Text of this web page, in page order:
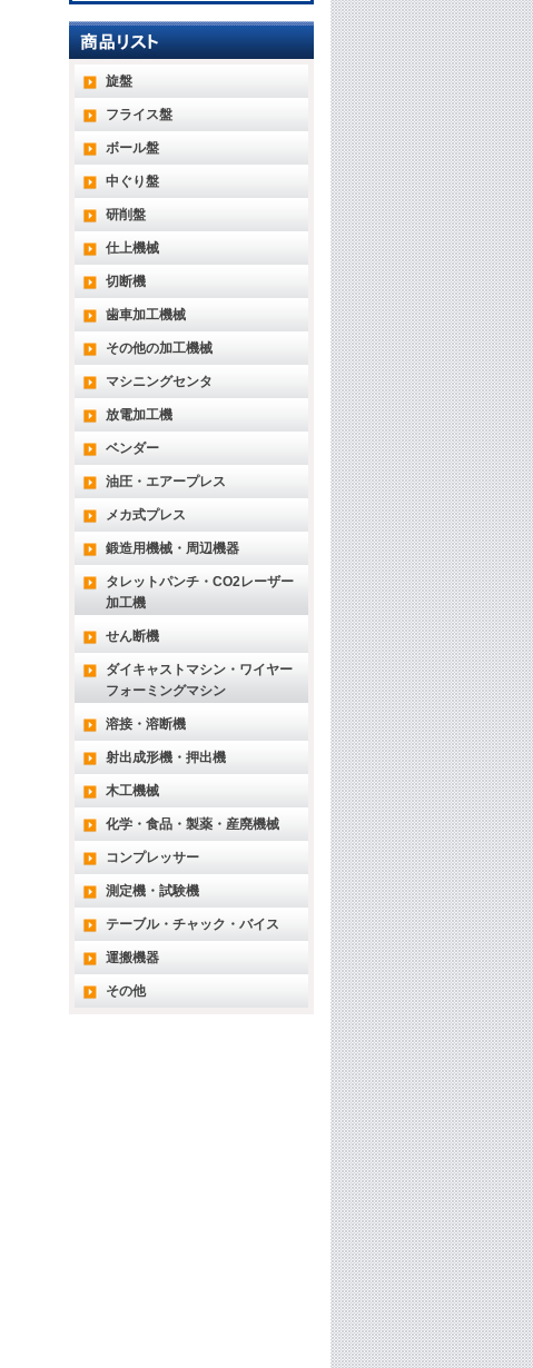
旋盤
フライス盤
ボール盤
中ぐり盤
研削盤
仕上機械
切断機
歯車加工機械
その他の加工機械
マシニングセンタ
放電加工機
ベンダー
油圧・エアープレス
メカ式プレス
鍛造用機械・周辺機器
タレットパンチ・CO2レーザー
加工機
せん断機
ダイキャストマシン・ワイヤー
フォーミングマシン
溶接・溶断機
射出成形機・押出機
木工機械
化学・食品・製薬・産廃機械
コンプレッサー
測定機・試験機
テーブル・チャック・バイス
運搬機器
その他